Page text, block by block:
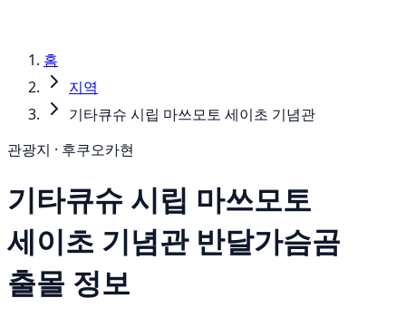
홈
지역
기타큐슈 시립 마쓰모토 세이초 기념관
관광지 · 후쿠오카현
기타큐슈 시립 마쓰모토
세이초 기념관 반달가슴곰
출몰 정보